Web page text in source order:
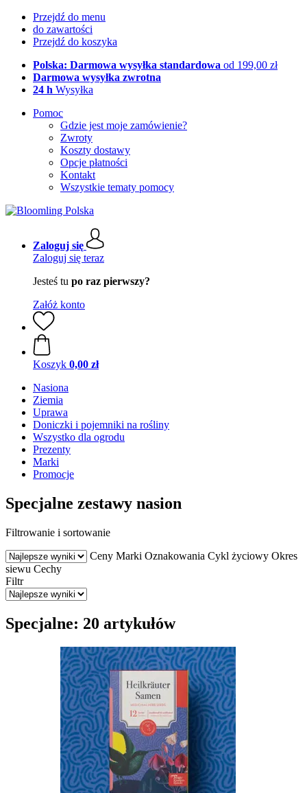
Przejdź do menu
do zawartości
Przejdź do koszyka
Polska: Darmowa wysyłka standardowa od 199,00 zł
Darmowa wysyłka zwrotna
24 h Wysyłka
Pomoc
Gdzie jest moje zamówienie?
Zwroty
Koszty dostawy
Opcje płatności
Kontakt
Wszystkie tematy pomocy
Zaloguj się
Zaloguj się teraz
Jesteś tu po raz pierwszy?
Załóż konto
Koszyk 0,00 zł
Nasiona
Ziemia
Uprawa
Doniczki i pojemniki na rośliny
Wszystko dla ogrodu
Prezenty
Marki
Promocje
Specjalne zestawy nasion
Filtrowanie i sortowanie
Ceny Marki Oznakowania Cykl życiowy Okres
siewu Cechy
Filtr
Specjalne: 20 artykułów